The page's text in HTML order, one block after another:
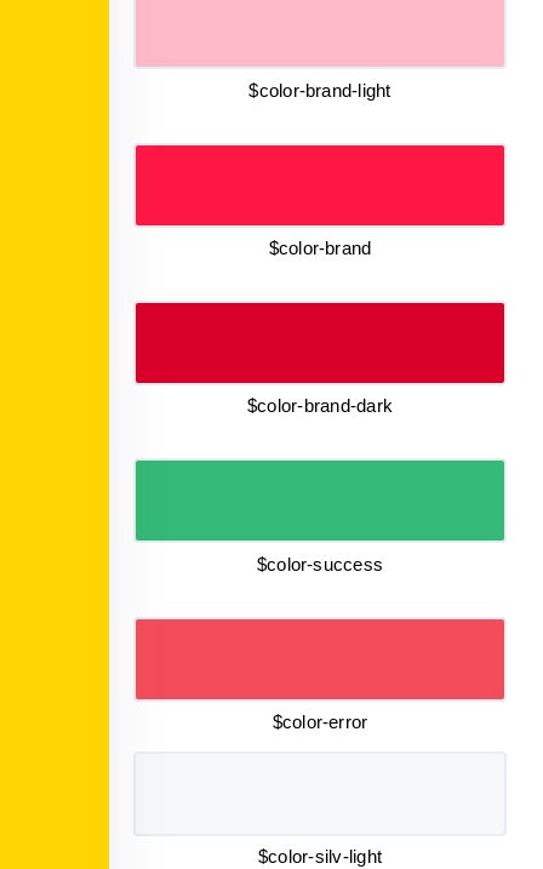
$color-brand-light
$color-brand
$color-brand-dark
$color-success
$color-error
$color-silv-light